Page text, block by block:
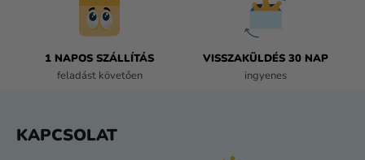
1 NAPOS SZÁLLÍTÁS
feladást követően
VISSZAKÜLDÉS 30 NAP
ingyenes
KAPCSOLAT